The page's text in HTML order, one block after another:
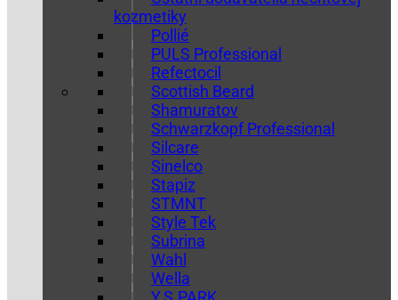
kozmetiky
Pollié
PULS Professional
Refectocil
Scottish Beard
Shamuratov
Schwarzkopf Professional
Silcare
Sinelco
Stapiz
STMNT
Style Tek
Subrina
Wahl
Wella